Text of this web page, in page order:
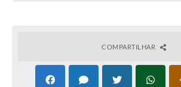
COMPARTILHAR